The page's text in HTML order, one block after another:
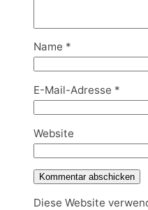
Name *
E-Mail-Adresse *
Website
Diese Website